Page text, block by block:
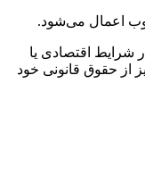
اعمال می‌شود.
شرایط اقتصادی یا
از حقوق قانونی خود